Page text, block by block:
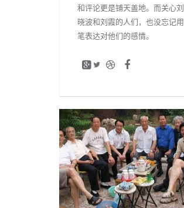
和评论更是铺天盖地。而关心刘
晓波和刘霞的人们，也没忘记用
笔表达对他们的感情。